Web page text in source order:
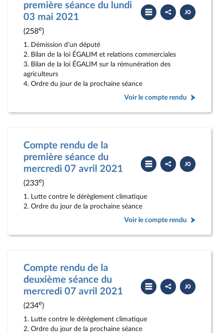
première séance du lundi
03 mai 2021
(258e)
Partager
le
compte
Télécharger
le
PDF
1. Démission d’un député
2. Bilan de la loi ÉGALIM et relations commerciales
3. Bilan de la loi ÉGALIM sur la rémunération des
agriculteurs
4. Ordre du jour de la prochaine séance
Voir le compte rendu
Compte rendu de la
première séance du
mercredi 07 avril 2021
(233e)
Partager
le
compte
Télécharger
le
PDF
1. Lutte contre le dérèglement climatique
2. Ordre du jour de la prochaine séance
Voir le compte rendu
Compte rendu de la
deuxième séance du
mercredi 07 avril 2021
(234e)
Partager
le
compte
Télécharger
le
PDF
1. Lutte contre le dérèglement climatique
2. Ordre du jour de la prochaine séance